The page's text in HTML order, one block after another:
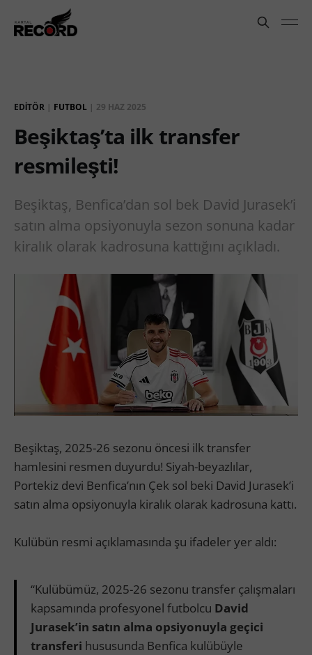
EDITÖR | FUTBOL | 29 HAZ 2025
Beşiktaş’ta ilk transfer
resmileşti!
Beşiktaş, Benfica’dan sol bek David Jurasek’i
satın alma opsiyonuyla sezon sonuna kadar
kiralık olarak kadrosuna kattığını açıkladı.
Beşiktaş, 2025-26 sezonu öncesi ilk transfer
hamlesini resmen duyurdu! Siyah-beyazlılar,
Portekiz devi Benfica’nın Çek sol beki David Jurasek’i
satın alma opsiyonuyla kiralık olarak kadrosuna kattı.
Kulübün resmi açıklamasında şu ifadeler yer aldı:
“Kulübümüz, 2025-26 sezonu transfer çalışmaları
kapsamında profesyonel futbolcu David
Jurasek’in satın alma opsiyonuyla geçici
transferi hususunda Benfica kulübüyle